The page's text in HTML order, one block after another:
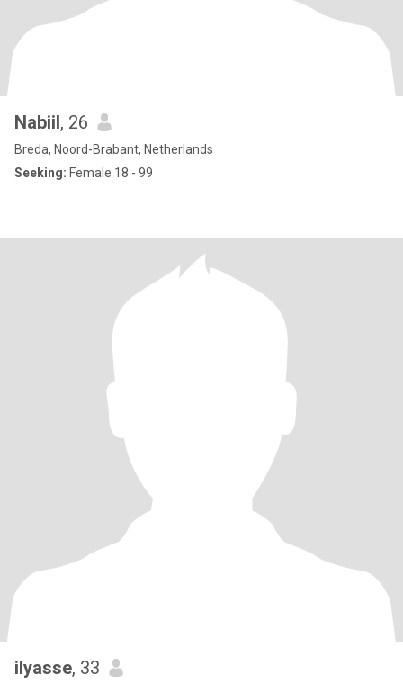
Nabiil, 26
Breda, Noord-Brabant, Netherlands
Seeking: Female 18 - 99
ilyasse, 33